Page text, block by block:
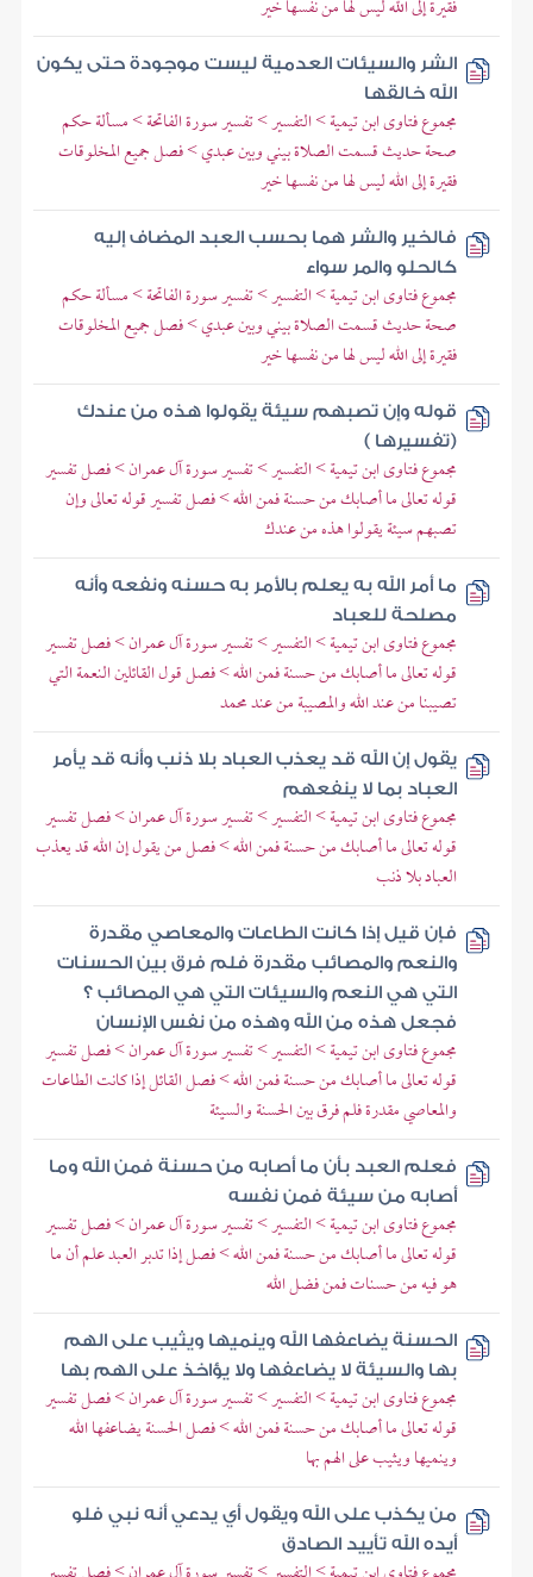
فقيرة إلى الله ليس لها من نفسها خير
الشر والسيئات العدمية ليست موجودة حتى يكون
الله خالقها
مجموع فتاوى ابن تيمية > التفسير > تفسير سورة الفاتحة > مسألة حكم
صحة حديث قسمت الصلاة بيني وبين عبدي > فصل جميع المخلوقات
فقيرة إلى الله ليس لها من نفسها خير
فالخير والشر هما بحسب العبد المضاف إليه
كالحلو والمر سواء
مجموع فتاوى ابن تيمية > التفسير > تفسير سورة الفاتحة > مسألة حكم
صحة حديث قسمت الصلاة بيني وبين عبدي > فصل جميع المخلوقات
فقيرة إلى الله ليس لها من نفسها خير
قوله وإن تصبهم سيئة يقولوا هذه من عندك
(تفسيرها )
مجموع فتاوى ابن تيمية > التفسير > تفسير سورة آل عمران > فصل تفسير
قوله تعالى ما أصابك من حسنة فمن الله > فصل تفسير قوله تعالى وإن
تصبهم سيئة يقولوا هذه من عندك
ما أمر الله به يعلم بالأمر به حسنه ونفعه وأنه
مصلحة للعباد
مجموع فتاوى ابن تيمية > التفسير > تفسير سورة آل عمران > فصل تفسير
قوله تعالى ما أصابك من حسنة فمن الله > فصل قول القائلين النعمة التي
تصيبنا من عند الله والمصيبة من عند محمد
يقول إن الله قد يعذب العباد بلا ذنب وأنه قد يأمر
العباد بما لا ينفعهم
مجموع فتاوى ابن تيمية > التفسير > تفسير سورة آل عمران > فصل تفسير
قوله تعالى ما أصابك من حسنة فمن الله > فصل من يقول إن الله قد يعذب
العباد بلا ذنب
فإن قيل إذا كانت الطاعات والمعاصي مقدرة
والنعم والمصائب مقدرة فلم فرق بين الحسنات
التي هي النعم والسيئات التي هي المصائب ؟
فجعل هذه من الله وهذه من نفس الإنسان
مجموع فتاوى ابن تيمية > التفسير > تفسير سورة آل عمران > فصل تفسير
قوله تعالى ما أصابك من حسنة فمن الله > فصل القائل إذا كانت الطاعات
والمعاصي مقدرة فلم فرق بين الحسنة والسيئة
فعلم العبد بأن ما أصابه من حسنة فمن الله وما
أصابه من سيئة فمن نفسه
مجموع فتاوى ابن تيمية > التفسير > تفسير سورة آل عمران > فصل تفسير
قوله تعالى ما أصابك من حسنة فمن الله > فصل إذا تدبر العبد علم أن ما
هو فيه من حسنات فمن فضل الله
الحسنة يضاعفها الله وينميها ويثيب على الهم
بها والسيئة لا يضاعفها ولا يؤاخذ على الهم بها
مجموع فتاوى ابن تيمية > التفسير > تفسير سورة آل عمران > فصل تفسير
قوله تعالى ما أصابك من حسنة فمن الله > فصل الحسنة يضاعفها الله
وينميها ويثيب على الهم بها
من يكذب على الله ويقول أي يدعي أنه نبي فلو
أيده الله تأييد الصادق